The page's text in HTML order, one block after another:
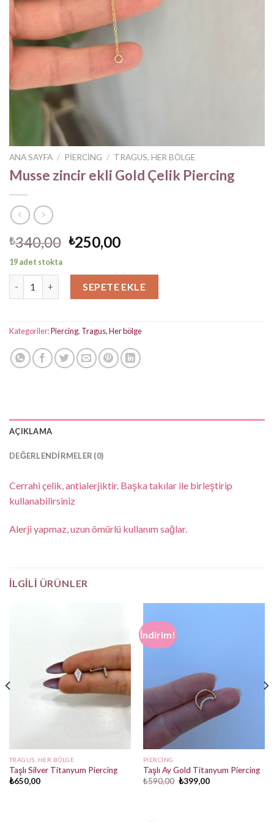
ANA SAYFA / PIERCING / TRAGUS, HER BÖLGE
Musse zincir ekli Gold Çelik Piercing
₺340,00 Orijinal
fiyat:
₺340,00.
₺250,00Şu
fiyat:
₺250,00.
19 adet stokta
SEPETE EKLE
Kategoriler:Piercing, Tragus, Her bölge
AÇIKLAMA
DEĞERLENDIRMELER (0)
Cerrahi çelik, antialerjiktir. Başka takılar ile birleştirip
kullanabilirsiniz
Alerji yapmaz, uzun ömürlü kullanım sağlar.
İLGILI ÜRÜNLER
TRAGUS, HER BÖLGE
Taşlı Silver Titanyum Piercing
₺650,00
İndirim!
PIERCING
Taşlı Ay Gold Titanyum Piercing
₺590,00 Orijinal
₺399,00Şu